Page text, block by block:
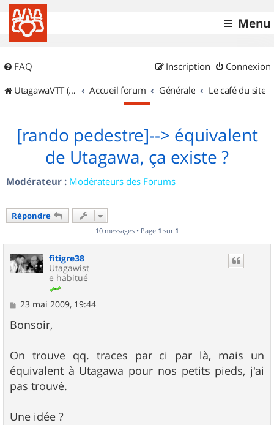
Menu
FAQ Connexion
Inscription
UtagawaVTT (Randos VTT et VTTAE avec traces GPS)
Accueil forum Générale Le café du site
[rando pedestre]--> équivalent
de Utagawa, ça existe ?
Modérateur : Modérateurs des Forums
Répondre
10 messages • Page 1 sur 1
fitigre38
Utagawist
e habitué
M
s
s
g
e
23 mai 2009, 19:44
Bonsoir,
On trouve qq. traces par ci par là, mais un
équivalent à Utagawa pour nos petits pieds, j'ai
pas trouvé.
Une idée ?